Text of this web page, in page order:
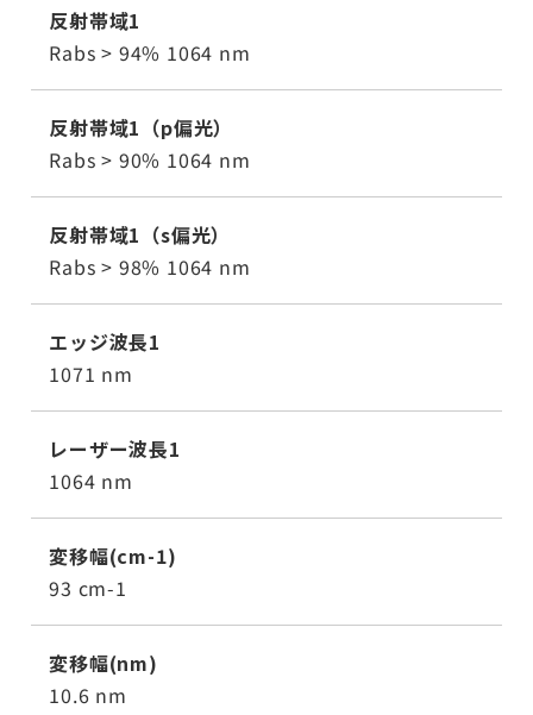
反射帯域1
Rabs > 94% 1064 nm
反射帯域1（p偏光）
Rabs > 90% 1064 nm
反射帯域1（s偏光）
Rabs > 98% 1064 nm
エッジ波長1
1071 nm
レーザー波長1
1064 nm
変移幅(cm-1)
93 cm-1
変移幅(nm)
10.6 nm